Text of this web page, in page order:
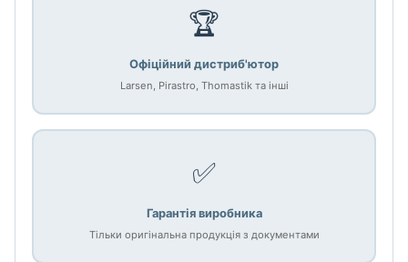
🏆
Офіційний дистриб'ютор
Larsen, Pirastro, Thomastik та інші
✅
Гарантія виробника
Тільки оригінальна продукція з документами